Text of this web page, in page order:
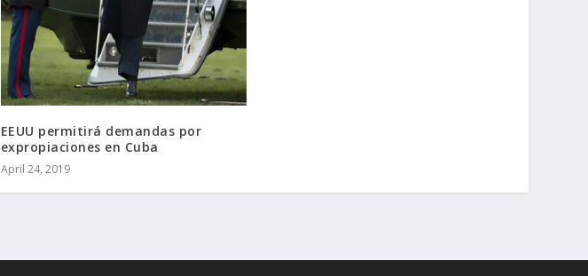
EEUU permitirá demandas por
expropiaciones en Cuba
April 24, 2019